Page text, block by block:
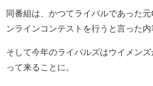
同番組は、かつてライバルであった
ンラインコンテストを行うと言った内
そして今年のライバルズはウイメン
って来ることに。